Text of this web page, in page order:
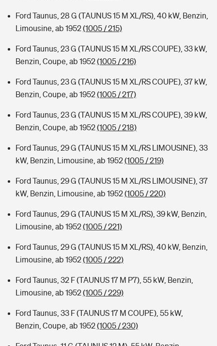
Ford Taunus, 28 G (TAUNUS 15 M XL/RS), 40 kW, Benzin,
Limousine, ab 1952(1005 / 215)
Ford Taunus, 23 G (TAUNUS 15 M XL/RS COUPE), 33 kW,
Benzin, Coupe, ab 1952(1005 / 216)
Ford Taunus, 23 G (TAUNUS 15 M XL/RS COUPE), 37 kW,
Benzin, Coupe, ab 1952(1005 / 217)
Ford Taunus, 23 G (TAUNUS 15 M XL/RS COUPE), 39 kW,
Benzin, Coupe, ab 1952(1005 / 218)
Ford Taunus, 29 G (TAUNUS 15 M XL/RS LIMOUSINE), 33
kW, Benzin, Limousine, ab 1952(1005 / 219)
Ford Taunus, 29 G (TAUNUS 15 M XL/RS LIMOUSINE), 37
kW, Benzin, Limousine, ab 1952(1005 / 220)
Ford Taunus, 29 G (TAUNUS 15 M XL/RS), 39 kW, Benzin,
Limousine, ab 1952(1005 / 221)
Ford Taunus, 29 G (TAUNUS 15 M XL/RS), 40 kW, Benzin,
Limousine, ab 1952(1005 / 222)
Ford Taunus, 32 F (TAUNUS 17 M P7), 55 kW, Benzin,
Limousine, ab 1952(1005 / 229)
Ford Taunus, 33 F (TAUNUS 17 M COUPE), 55 kW,
Benzin, Coupe, ab 1952(1005 / 230)